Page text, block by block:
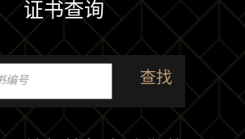
证书查询
查找